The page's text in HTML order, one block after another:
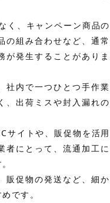
く、キャンペーン商品の
の組み合わせなど、通常
が発生することがありま
社内で一つひとつ手作業
、出荷ミスや封入漏れの
サイトや、販促物を活用
者にとって、流通加工に
販促物の発送など、細か
です。